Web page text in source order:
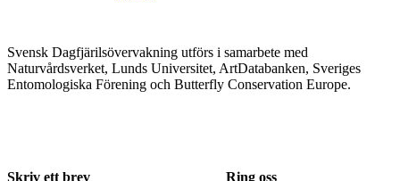
Svensk Dagfjärilsövervakning utförs i samarbete med
Naturvårdsverket, Lunds Universitet, ArtDatabanken, Sveriges
Entomologiska Förening och Butterfly Conservation Europe.
Skriv ett brev Ring oss